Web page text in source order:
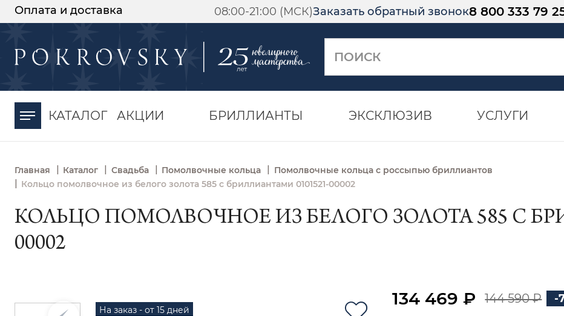
Оплата и доставка 08:00-21:00 (МСК)Заказать обратный звонок8 800 333 79
КАТАЛОГ АКЦИИ БРИЛЛИАНТЫ ЭКСКЛЮЗИВ УСЛУГИ
Главная | Каталог | Свадьба | Помолвочные кольца | Помолвочные кольца с россыпью бриллиантов
Кольцо помолвочное из белого золота 585 с бриллиантами 0101521-00002
КОЛЬЦО ПОМОЛВОЧНОЕ ИЗ БЕЛОГО ЗОЛОТА 585 С
00002
На заказ - от 15 дней
134 469 ₽ 144 590 ₽ -
-30%
момента оплаты